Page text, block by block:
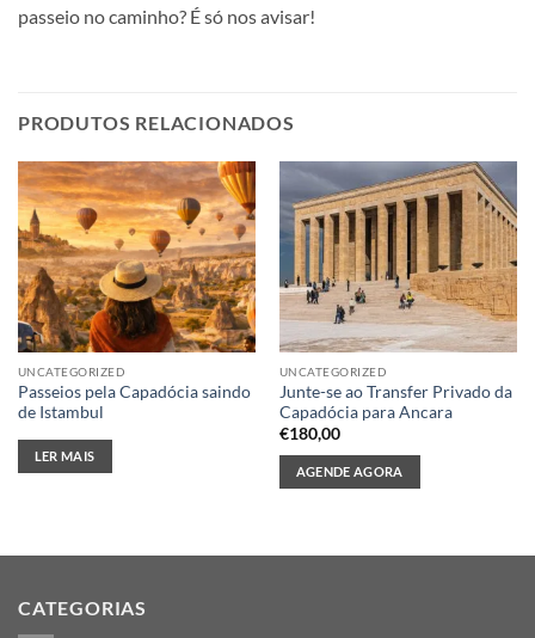
passeio no caminho? É só nos avisar!
PRODUTOS RELACIONADOS
UNCATEGORIZED
Passeios pela Capadócia saindo
de Istambul
LER MAIS
UNCATEGORIZED
Junte-se ao Transfer Privado da
Capadócia para Ancara
€180,00
AGENDE AGORA
CATEGORIAS